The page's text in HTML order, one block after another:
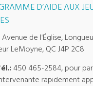
D’AIDE AUX
Avenue de l'Église,
LeMoyne, QC J4P 2C8
450 465-2584, pour
rapidement